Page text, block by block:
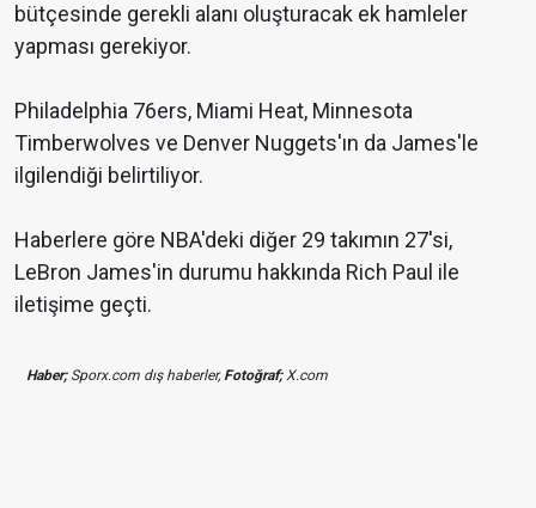
bütçesinde gerekli alanı oluşturacak ek hamleler
yapması gerekiyor.
Philadelphia 76ers, Miami Heat, Minnesota
Timberwolves ve Denver Nuggets'ın da James'le
ilgilendiği belirtiliyor.
Haberlere göre NBA'deki diğer 29 takımın 27'si,
LeBron James'in durumu hakkında Rich Paul ile
iletişime geçti.
Haber;Sporx.com dış haberler,Fotoğraf;X.com